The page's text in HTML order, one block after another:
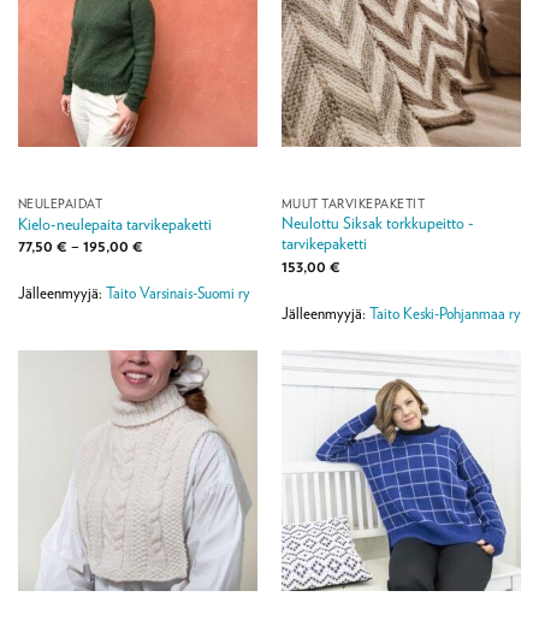
NEULEPAIDAT
Kielo-neulepaita tarvikepaketti
77,50 € – 195,00 €Hintaluokka:
195,00 €
Jälleenmyyjä: Taito Varsinais-Suomi ry
MUUT TARVIKEPAKETIT
Neulottu Siksak torkkupeitto -
tarvikepaketti
153,00 €
Jälleenmyyjä: Taito Keski-Pohjanmaa ry